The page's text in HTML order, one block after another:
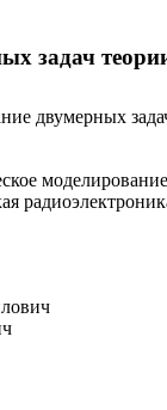
задач
двумерных